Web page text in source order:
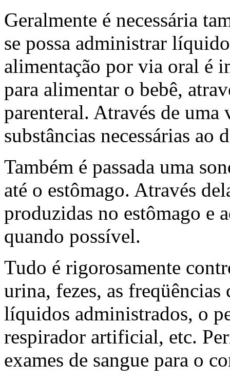
Geralmente é necessária
se possa administrar
alimentação por via oral é
para alimentar o bebê,
parenteral. Através de uma
substâncias necessárias
Também é passada uma
até o estômago. Através
produzidas no estômago e
quando possível.
Tudo é rigorosamente
urina, fezes, as
líquidos administrados, o
respirador artificial, etc.
exames de sangue para o